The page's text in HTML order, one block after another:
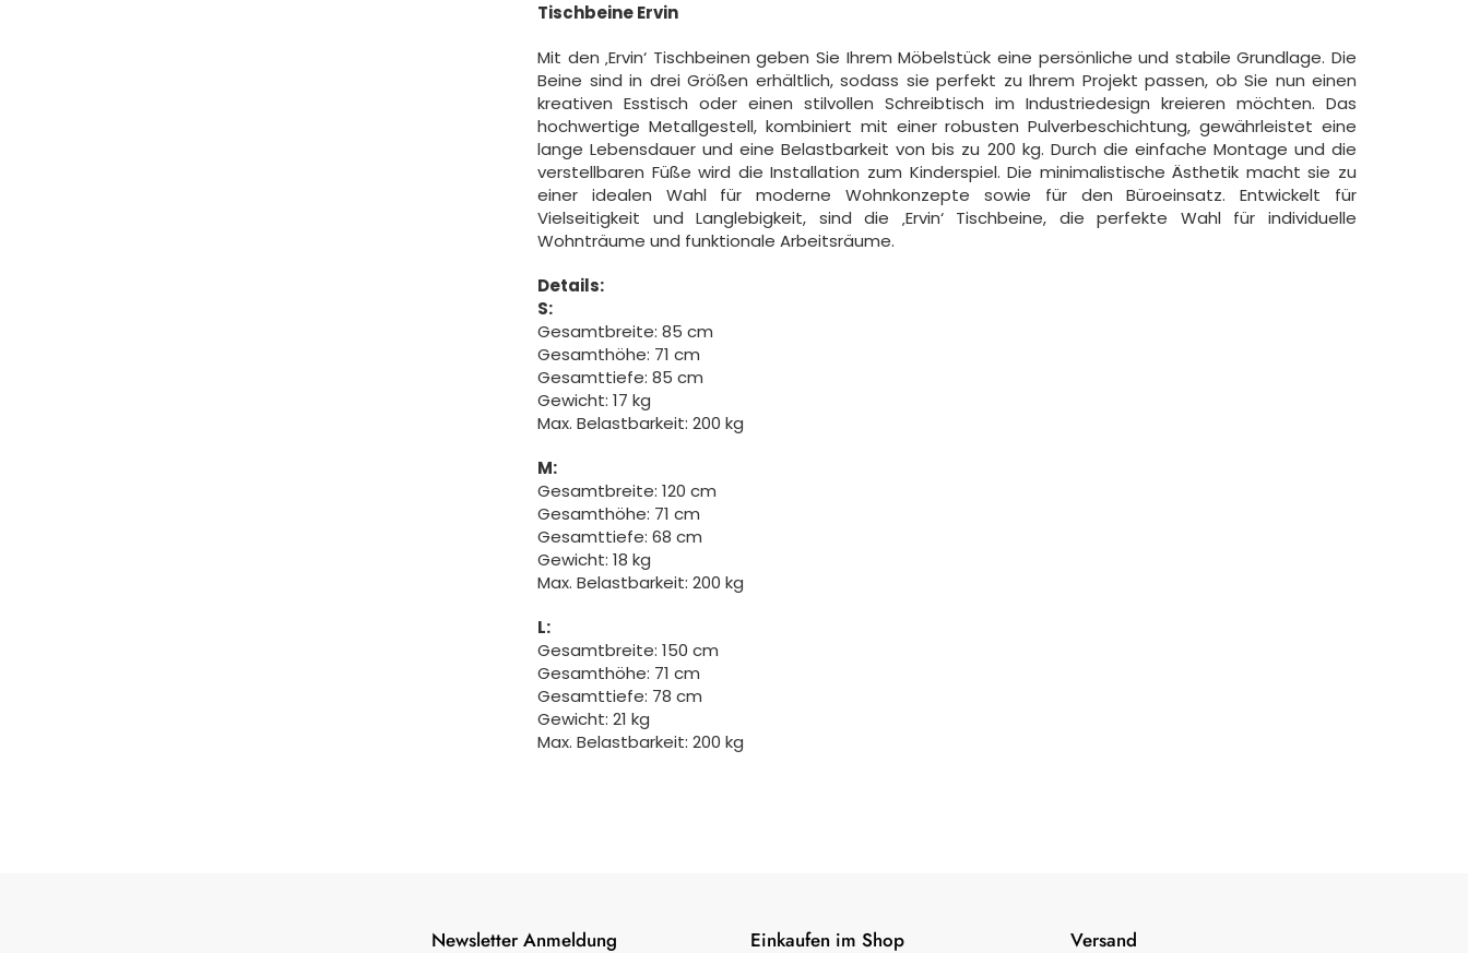
Tischbeine Ervin
Mit den ‚Ervin‘ Tischbeinen geben Sie Ihrem Möbelstück eine persönliche und stabile Grundlage. Die
Beine sind in drei Größen erhältlich, sodass sie perfekt zu Ihrem Projekt passen, ob Sie nun einen
kreativen Esstisch oder einen stilvollen Schreibtisch im Industriedesign kreieren möchten. Das
hochwertige Metallgestell, kombiniert mit einer robusten Pulverbeschichtung, gewährleistet eine
lange Lebensdauer und eine Belastbarkeit von bis zu 200 kg. Durch die einfache Montage und die
verstellbaren Füße wird die Installation zum Kinderspiel. Die minimalistische Ästhetik macht sie zu
einer idealen Wahl für moderne Wohnkonzepte sowie für den Büroeinsatz. Entwickelt für
Vielseitigkeit und Langlebigkeit, sind die ‚Ervin‘ Tischbeine, die perfekte Wahl für individuelle
Wohnträume und funktionale Arbeitsräume.
Details:
S:
Gesamtbreite: 85 cm
Gesamthöhe: 71 cm
Gesamttiefe: 85 cm
Gewicht: 17 kg
Max. Belastbarkeit: 200 kg
M:
Gesamtbreite: 120 cm
Gesamthöhe: 71 cm
Gesamttiefe: 68 cm
Gewicht: 18 kg
Max. Belastbarkeit: 200 kg
L:
Gesamtbreite: 150 cm
Gesamthöhe: 71 cm
Gesamttiefe: 78 cm
Gewicht: 21 kg
Max. Belastbarkeit: 200 kg
Newsletter Anmeldung Einkaufen im Shop Versand